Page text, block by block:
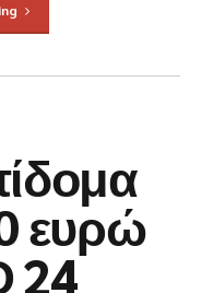
ευρώ
24